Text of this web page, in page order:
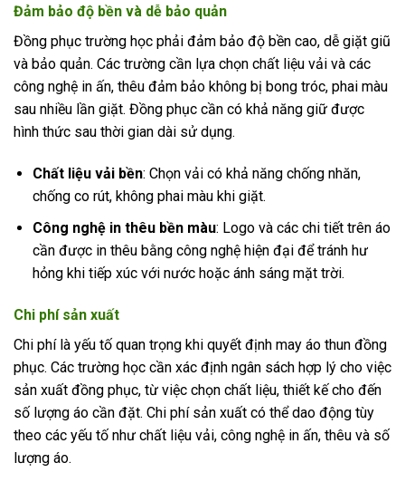
Đảm bảo độ bền và dễ bảo quản
Đồng phục trường học phải đảm bảo độ bền cao, dễ giặt giũ
và bảo quản. Các trường cần lựa chọn chất liệu vải và các
công nghệ in ấn, thêu đảm bảo không bị bong tróc, phai màu
sau nhiều lần giặt. Đồng phục cần có khả năng giữ được
hình thức sau thời gian dài sử dụng.
Chất liệu vải bền: Chọn vải có khả năng chống nhăn,
chống co rút, không phai màu khi giặt.
Công nghệ in thêu bền màu: Logo và các chi tiết trên áo
cần được in thêu bằng công nghệ hiện đại để tránh hư
hỏng khi tiếp xúc với nước hoặc ánh sáng mặt trời.
Chi phí sản xuất
Chi phí là yếu tố quan trọng khi quyết định may áo thun đồng
phục. Các trường học cần xác định ngân sách hợp lý cho việc
sản xuất đồng phục, từ việc chọn chất liệu, thiết kế cho đến
số lượng áo cần đặt. Chi phí sản xuất có thể dao động tùy
theo các yếu tố như chất liệu vải, công nghệ in ấn, thêu và số
lượng áo.